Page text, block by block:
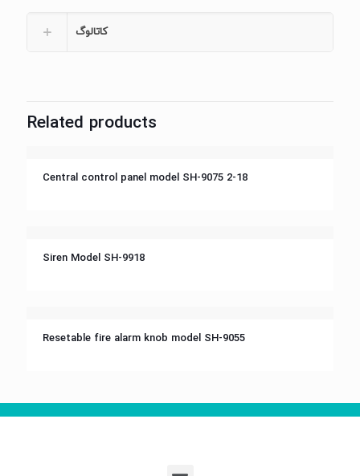
کاتالوگ
Related products
جهت مشاهده مشخصات فنی روی تصویر کلیک کنید
Central control panel model SH-9075 2-18
جهت مشاهده مشخصات فنی روی تصویر کلیک کنید
Siren Model SH-9918
جهت مشاهده مشخصات فنی روی تصویر کلیک کنید
Resetable fire alarm knob model SH-9055